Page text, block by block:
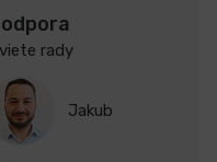
rady
Jakub